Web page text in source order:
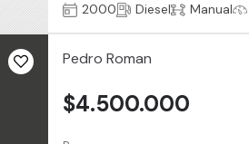
2000 Diesel Manual
Pedro Roman
$4.500.000